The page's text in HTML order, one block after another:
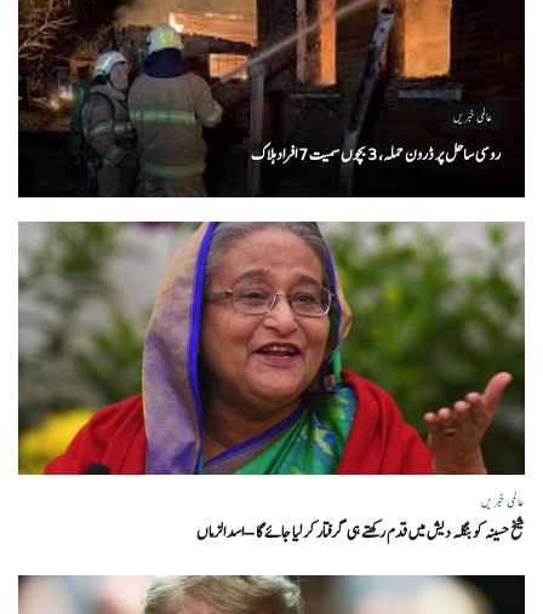
عالمی خبریں
روسی ساحل پر ڈرون حملہ، 3 بچوں سمیت 7 افراد ہلاک
عالمی خبریں
شیخ حسینہ کو بنگلہ دیش میں قدم رکھتے ہی گرفتار کر لیا جائے گا – اسد الزماں